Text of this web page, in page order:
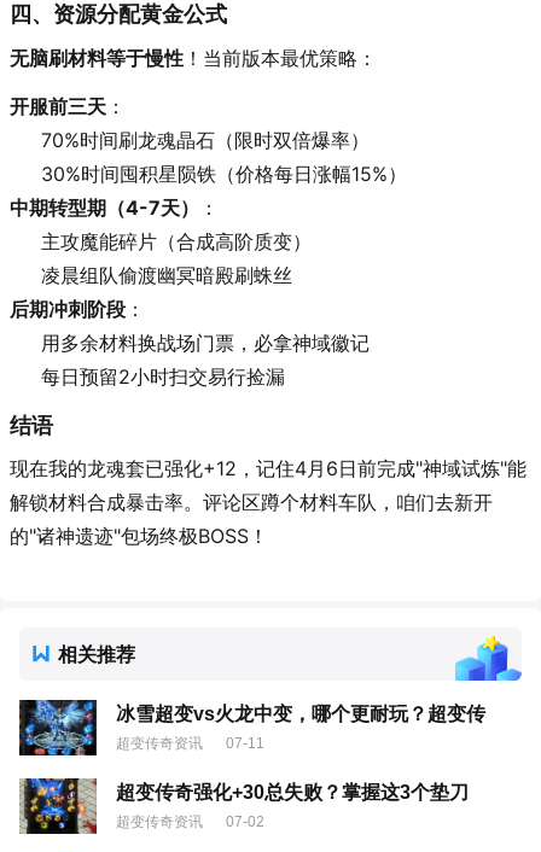
四、资源分配黄金公式
无脑刷材料等于慢性 ！当前版本最优策略：
开服前三天 ：
70%时间刷龙魂晶石（限时双倍爆率）
30%时间囤积星陨铁（价格每日涨幅15%）
中期转型期（4-7天）
：
主攻魔能碎片（合成高阶质变）
凌晨组队偷渡幽冥暗殿刷蛛丝
后期冲刺阶段 ：
用多余材料换战场门票，必拿神域徽记
每日预留2小时扫交易行捡漏
结语
现在我的龙魂套已强化+12，记住4月6日前完成"神域试炼"能
解锁材料合成暴击率。评论区蹲个材料车队，咱们去新开
的"诸神遗迹"包场终极BOSS！
相关推荐
冰雪超变vs火龙中变，哪个更耐玩？超变传
超变传奇资讯 07-11
超变传奇强化+30总失败？掌握这3个垫刀
超变传奇资讯 07-02